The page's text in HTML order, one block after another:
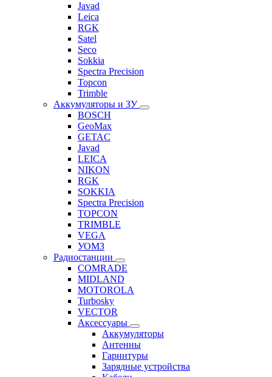
Javad
Leica
RGK
Satel
Seco
Sokkia
Spectra Precision
Topcon
Trimble
Аккумуляторы и ЗУ
BOSCH
GeoMax
GETAC
Javad
LEICA
NIKON
RGK
SOKKIA
Spectra Precision
TOPCON
TRIMBLE
VEGA
УОМЗ
Радиостанции
COMRADE
MIDLAND
MOTOROLA
Turbosky
VECTOR
Аксессуары
Аккумуляторы
Антенны
Гарнитуры
Зарядные устройства